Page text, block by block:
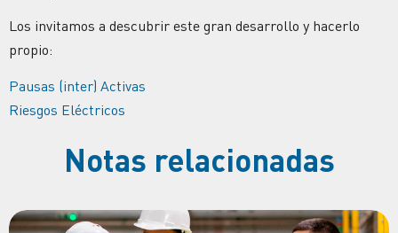
Los invitamos a descubrir este gran desarrollo y hacerlo
propio:
Pausas (inter) Activas
Riesgos Eléctricos
Notas relacionadas